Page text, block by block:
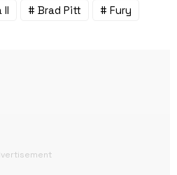
II # Brad Pitt
# Fury